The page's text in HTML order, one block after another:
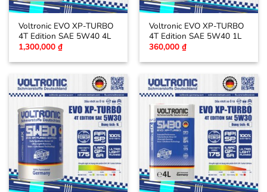
Voltronic EVO XP-TURBO
4T Edition SAE 5W40 4L
1,300,000₫
Voltronic EVO XP-TURBO
4T Edition SAE 5W40 1L
360,000₫